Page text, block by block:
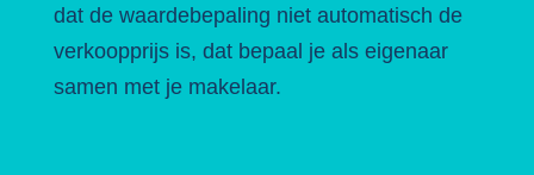
dat de waardebepaling niet automatisch de
verkoopprijs is, dat bepaal je als eigenaar
samen met je makelaar.